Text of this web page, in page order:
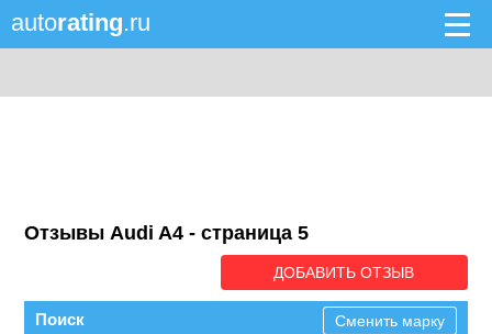
autorating.ru
Отзывы Audi A4 - cтраница 5
ДОБАВИТЬ ОТЗЫВ
Поиск Сменить марку